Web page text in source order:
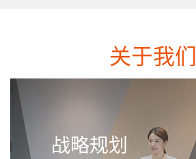
关于我们
战略规划